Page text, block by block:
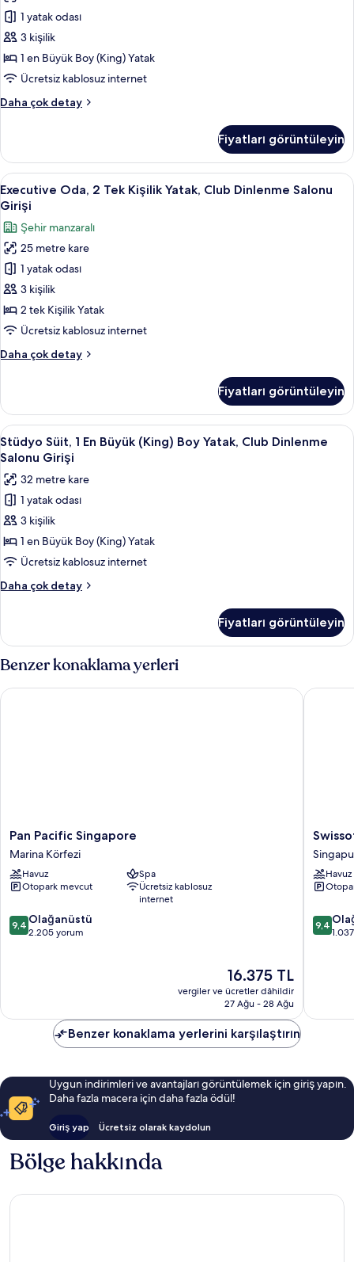
Girişi
hakkında
daha
detay
(King)
Boy
Yatak,
Club
Salonu
Manzaralı
için
tüm
fotoğrafları
görün
1 yatak odası
3 kişilik
1 en Büyük Boy (King) Yatak
Ücretsiz kablosuz internet
Daha çok detay
Executive
Büyük
(King)
Boy
Yatak,
Dinlenme
Salonu
Girişi,
Koy
Manzaralı
daha
fazla
Fiyatları görüntüleyin
Executive
Oda,
2
Tek
Kişilik
Yatak,
Club
Dinlenme
Salonu
için
görün
Minibar, odada kasa, masa, güneşlik/
6
Executive Oda, 2 Tek Kişilik Yatak, Club Dinlenme Salonu
Girişi
Şehir manzaralı
25 metre kare
1 yatak odası
3 kişilik
2 tek Kişilik Yatak
Ücretsiz kablosuz internet
Daha çok detay
Executive
Kişilik
Yatak,
Club
Dinlenme
Girişi
hakkında
daha
fazla
detay
Fiyatları görüntüleyin
Stüdyo
Süit,
En
Büyük
(King)
Boy
Yatak,
Club
Dinlenme
Girişi
için
tüm
fotoğrafları
Stüdyo Süit, 1 En Büyük (King) Boy
10
Stüdyo Süit, 1 En Büyük (King) Boy Yatak, Club Dinlenme
Salonu Girişi
32 metre kare
1 yatak odası
3 kişilik
1 en Büyük Boy (King) Yatak
Ücretsiz kablosuz internet
Daha çok detay
Stüdyo
Büyük
Boy
Club
Fiyatları görüntüleyin
Benzer konaklama yerleri
Pan
Pacific
Singapore
Marina
Körfezi
Pan Pacific Singapore
Marina Körfezi
Havuz
Spa
Otopark mevcut
Ücretsiz kablosuz
internet
10
üzerinden
9,4 Olağanüstü
2.205 yorum
Güncel
fiyat:
16.375 TL
16.375 TL
vergiler ve ücretler dâhildir
27 Ağu - 28 Ağu
Pan Pacific Singapore
The
Havuz
10
9,4
Benzer konaklama yerlerini karşılaştırın
Uygun indirimleri ve avantajları görüntülemek için giriş yapın.
Daha fazla macera için daha fazla ödül!
Giriş yap Ücretsiz olarak kaydolun
Bölge hakkında